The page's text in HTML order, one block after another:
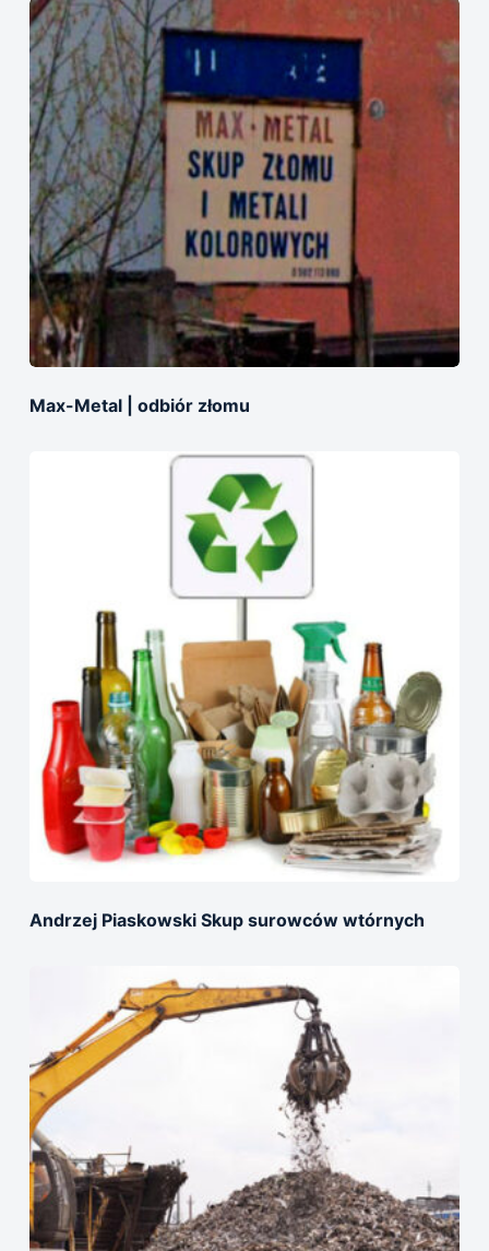
Max-Metal | odbiór złomu
Andrzej Piaskowski Skup surowców wtórnych